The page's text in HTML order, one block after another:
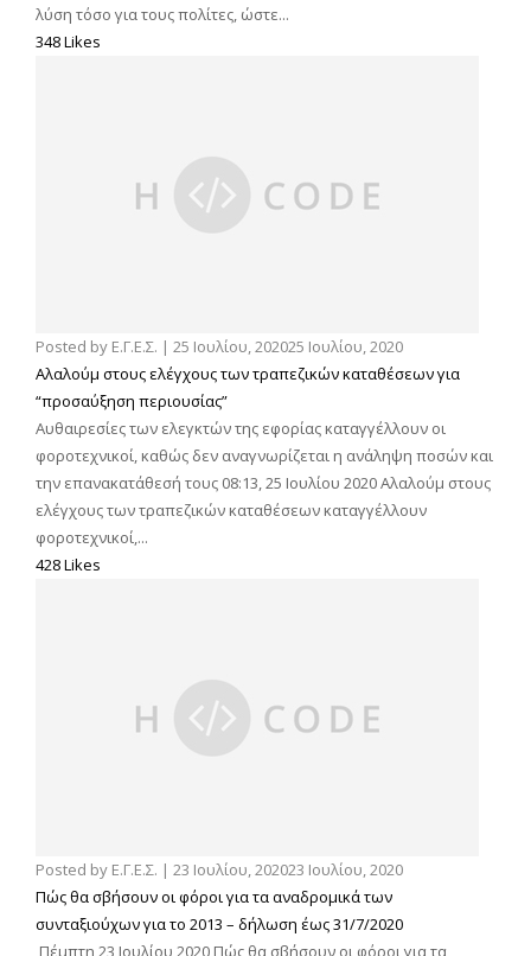
λύση τόσο για τους πολίτες, ώστε...
348 Likes
Posted by Ε.Γ.Ε.Σ. | 25 Ιουλίου, 202025 Ιουλίου, 2020
Αλαλούμ στους ελέγχους των τραπεζικών καταθέσεων για
“προσαύξηση περιουσίας”
Αυθαιρεσίες των ελεγκτών της εφορίας καταγγέλλουν οι
φοροτεχνικοί, καθώς δεν αναγνωρίζεται η ανάληψη ποσών και
την επανακατάθεσή τους 08:13, 25 Ιουλίου 2020 Αλαλούμ στους
ελέγχους των τραπεζικών καταθέσεων καταγγέλλουν
φοροτεχνικοί,...
428 Likes
Posted by Ε.Γ.Ε.Σ. | 23 Ιουλίου, 202023 Ιουλίου, 2020
Πώς θα σβήσουν οι φόροι για τα αναδρομικά των
συνταξιούχων για το 2013 – δήλωση έως 31/7/2020
Πέμπτη 23 Ιουλίου 2020 Πώς θα σβήσουν οι φόροι για τα